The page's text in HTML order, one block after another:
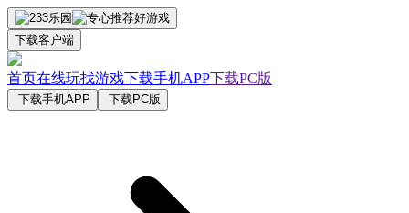
下载客户端
首页在线玩找游戏下载手机APP下载PC版
下载手机APP 下载PC版